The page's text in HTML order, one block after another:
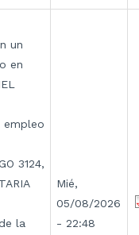
un
en
empleo
3124,
la
Mié,
05/08/2026
- 22:48